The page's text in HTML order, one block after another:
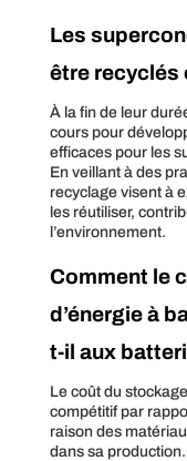
Les
être recyclés
À la fin de leur
cours pour
efficaces pour les
En veillant à des
recyclage visent à
les réutiliser,
l’environnement.
Comment le
d’énergie à
t-il aux
Le coût du
compétitif par
raison des
dans sa